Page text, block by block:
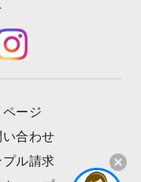
ページ
い合わせ
プル請求